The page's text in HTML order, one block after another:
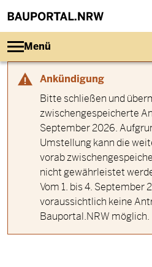
Menü
Ankündigung
Bitte schließen und
zwischengespeicherte
September 2026.
Umstellung kann die
vorab
nicht gewährleistet
Vom 1. bis 4. September
voraussichtlich keine
Bauportal.NRW möglich.